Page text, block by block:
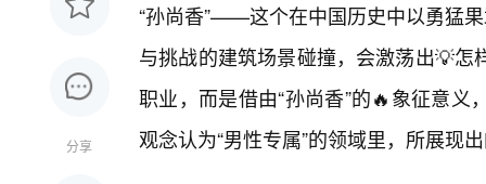
分享
“孙尚香”——这个在中国历史中以勇猛
与挑战的建筑场景碰撞，会激荡出💡
职业，而是借由“孙尚香”的🔥象征意
观念认为“男性专属”的领域里，所展现